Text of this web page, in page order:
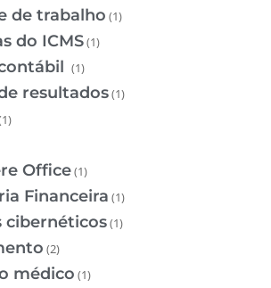
de trabalho (1)
do ICMS(1)
(1)
resultados(1)
Office(1)
Financeira (1)
cibernéticos(1)
(2)
médico (1)